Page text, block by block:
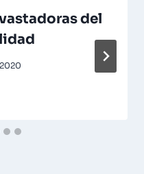
del